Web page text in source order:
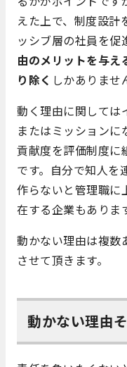
えた上で、制度設計
ッシブ層の社員を促
由のメリットを与え
り除く しかありませ
動く理由に関しては
またはミッションに
貢献度を評価制度に
です。自分で知人を
作らないと管理職に
在する企業もありま
動かない理由は複数
させて頂きます。
動かない理由